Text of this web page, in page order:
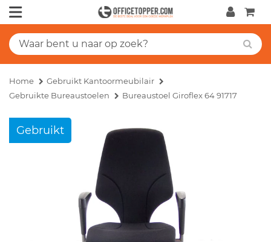
Home
Gebruikt Kantoormeubilair
Gebruikte Bureaustoelen
Bureaustoel Giroflex 64 91717
Gebruikt